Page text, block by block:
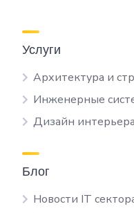
Услуги
Архитектура и
Инженерные
Дизайн интерьера
Блог
Новости IT